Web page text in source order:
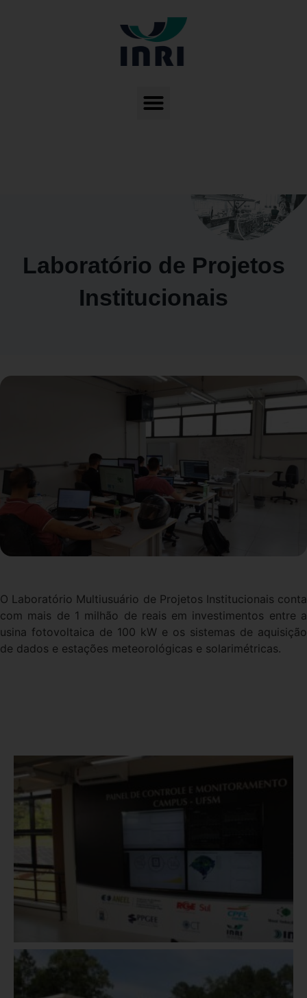
Laboratório de Projetos
Institucionais
O Laboratório Multiusuário de Projetos Institucionais conta
com mais de 1 milhão de reais em investimentos entre a
usina fotovoltaica de 100 kW e os sistemas de aquisição
de dados e estações meteorológicas e solarimétricas.